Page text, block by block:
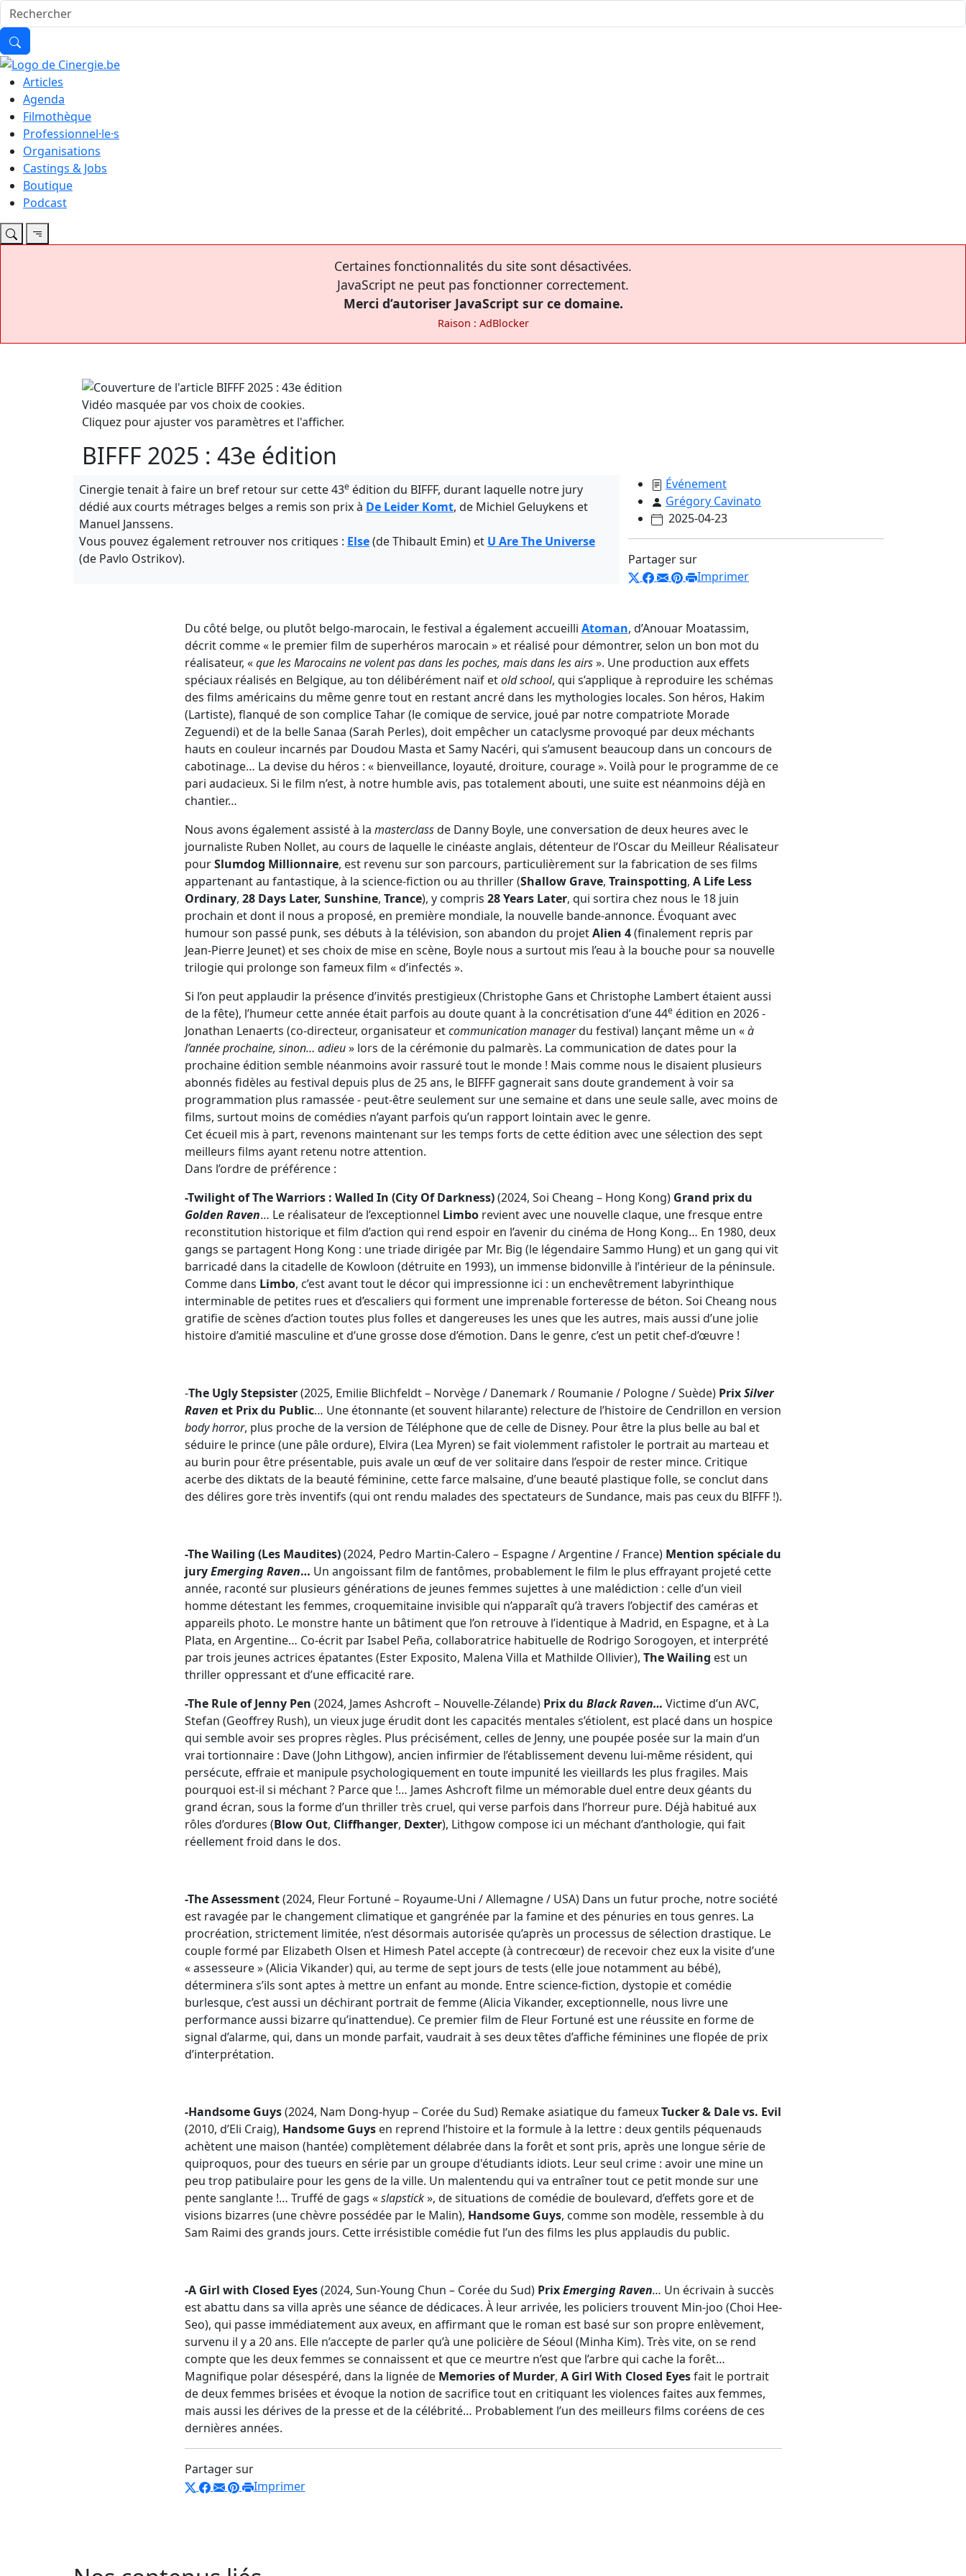
Articles
Agenda
Filmothèque
Professionnel·le·s
Organisations
Castings & Jobs
Boutique
Podcast
Certaines fonctionnalités du site sont désactivées.
JavaScript ne peut pas fonctionner correctement.
Merci d’autoriser JavaScript sur ce domaine.
Raison : AdBlocker
Vidéo masquée par vos choix de cookies.
Cliquez pour ajuster vos paramètres et l'afficher.
BIFFF 2025 : 43e édition
Cinergie tenait à faire un bref retour sur cette 43e édition du BIFFF, durant laquelle notre jury
dédié aux courts métrages belges a remis son prix à De Leider Komt, de Michiel Geluykens et
Manuel Janssens.
Vous pouvez également retrouver nos critiques : Else(de Thibault Emin) et U Are The Universe
(de Pavlo Ostrikov).
Événement
Grégory Cavinato
2025-04-23
Partager sur
Imprimer
Du côté belge, ou plutôt belgo-marocain, le festival a également accueilli Atoman, d’Anouar Moatassim,
décrit comme « le premier film de superhéros marocain » et réalisé pour démontrer, selon un bon mot du
réalisateur, «que les Marocains ne volent pas dans les poches, mais dans les airs». Une production aux effets
spéciaux réalisés en Belgique, au ton délibérément naïf etold school, qui s’applique à reproduire les schémas
des films américains du même genre tout en restant ancré dans les mythologies locales. Son héros, Hakim
(Lartiste), flanqué de son complice Tahar (le comique de service, joué par notre compatriote Morade
Zeguendi) et de la belle Sanaa (Sarah Perles), doit empêcher un cataclysme provoqué par deux méchants
hauts en couleur incarnés par Doudou Masta et Samy Nacéri, qui s’amusent beaucoup dans un concours de
cabotinage… La devise du héros : « bienveillance, loyauté, droiture, courage ». Voilà pour le programme de ce
pari audacieux. Si le film n’est, à notre humble avis, pas totalement abouti, une suite est néanmoins déjà en
chantier…
Nous avons également assisté à la masterclassde Danny Boyle, une conversation de deux heures avec le
journaliste Ruben Nollet, au cours de laquelle le cinéaste anglais, détenteur de l’Oscar du Meilleur Réalisateur
pourSlumdog Millionnaire, est revenu sur son parcours, particulièrement sur la fabrication de ses films
appartenant au fantastique, à la science-fiction ou au thriller (Shallow Grave, Trainspotting, A Life Less
Ordinary, 28 Days Later, Sunshine, Trance), y compris 28 Years Later, qui sortira chez nous le 18 juin
prochain et dont il nous a proposé, en première mondiale, la nouvelle bande-annonce. Évoquant avec
humour son passé punk, ses débuts à la télévision, son abandon du projetAlien 4(finalement repris par
Jean-Pierre Jeunet) et ses choix de mise en scène, Boyle nous a surtout mis l’eau à la bouche pour sa nouvelle
trilogie qui prolonge son fameux film « d’infectés ».
Si l’on peut applaudir la présence d’invités prestigieux (Christophe Gans et Christophe Lambert étaient aussi
de la fête), l’humeur cette année était parfois au doute quant à la concrétisation d’une 44eédition en 2026 -
Jonathan Lenaerts (co-directeur, organisateur etcommunication managerdu festival) lançant même un «à
l’année prochaine, sinon… adieu» lors de la cérémonie du palmarès. La communication de dates pour la
prochaine édition semble néanmoins avoir rassuré tout le monde ! Mais comme nous le disaient plusieurs
abonnés fidèles au festival depuis plus de 25 ans, le BIFFF gagnerait sans doute grandement à voir sa
programmation plus ramassée - peut-être seulement sur une semaine et dans une seule salle, avec moins de
films, surtout moins de comédies n’ayant parfois qu’un rapport lointain avec le genre.
Cet écueil mis à part, revenons maintenant sur les temps forts de cette édition avec une sélection des sept
meilleurs films ayant retenu notre attention.
Dans l’ordre de préférence :
-Twilight of The Warriors : Walled In (City Of Darkness)(2024, Soi Cheang – Hong Kong) Grand prix du
Golden Raven… Le réalisateur de l’exceptionnel Limborevient avec une nouvelle claque, une fresque entre
reconstitution historique et film d’action qui rend espoir en l’avenir du cinéma de Hong Kong… En 1980, deux
gangs se partagent Hong Kong : une triade dirigée par Mr. Big (le légendaire Sammo Hung) et un gang qui vit
barricadé dans la citadelle de Kowloon (détruite en 1993), un immense bidonville à l’intérieur de la péninsule.
Comme dans Limbo, c’est avant tout le décor qui impressionne ici : un enchevêtrement labyrinthique
interminable de petites rues et d’escaliers qui forment une imprenable forteresse de béton. Soi Cheang nous
gratifie de scènes d’action toutes plus folles et dangereuses les unes que les autres, mais aussi d’une jolie
histoire d’amitié masculine et d’une grosse dose d’émotion. Dans le genre, c’est un petit chef-d’œuvre !
-The Ugly Stepsister(2025, Emilie Blichfeldt – Norvège / Danemark / Roumanie / Pologne / Suède) PrixSilver
Raven et Prix du Public… Une étonnante (et souvent hilarante) relecture de l’histoire de Cendrillon en version
body horror, plus proche de la version de Téléphone que de celle de Disney. Pour être la plus belle au bal et
séduire le prince (une pâle ordure), Elvira (Lea Myren) se fait violemment rafistoler le portrait au marteau et
au burin pour être présentable, puis avale un œuf de ver solitaire dans l’espoir de rester mince. Critique
acerbe des diktats de la beauté féminine, cette farce malsaine, d’une beauté plastique folle, se conclut dans
des délires gore très inventifs (qui ont rendu malades des spectateurs de Sundance, mais pas ceux du BIFFF !).
-The Wailing (Les Maudites)(2024, Pedro Martin-Calero – Espagne / Argentine / France) Mention spéciale du
juryEmerging Raven… Un angoissant film de fantômes, probablement le film le plus effrayant projeté cette
année, raconté sur plusieurs générations de jeunes femmes sujettes à une malédiction : celle d’un vieil
homme détestant les femmes, croquemitaine invisible qui n’apparaît qu’à travers l’objectif des caméras et
appareils photo. Le monstre hante un bâtiment que l’on retrouve à l’identique à Madrid, en Espagne, et à La
Plata, en Argentine… Co-écrit par Isabel Peña, collaboratrice habituelle de Rodrigo Sorogoyen, et interprété
par trois jeunes actrices épatantes (Ester Exposito, Malena Villa et Mathilde Ollivier), The Wailing est un
thriller oppressant et d’une efficacité rare.
-The Rule of Jenny Pen (2024, James Ashcroft – Nouvelle-Zélande) Prix du Black Raven… Victime d’un AVC,
Stefan (Geoffrey Rush), un vieux juge érudit dont les capacités mentales s’étiolent, est placé dans un hospice
qui semble avoir ses propres règles. Plus précisément, celles de Jenny, une poupée posée sur la main d’un
vrai tortionnaire : Dave (John Lithgow), ancien infirmier de l’établissement devenu lui-même résident, qui
persécute, effraie et manipule psychologiquement en toute impunité les vieillards les plus fragiles. Mais
pourquoi est-il si méchant ? Parce que !… James Ashcroft filme un mémorable duel entre deux géants du
grand écran, sous la forme d’un thriller très cruel, qui verse parfois dans l’horreur pure. Déjà habitué aux
rôles d’ordures (Blow Out, Cliffhanger, Dexter), Lithgow compose ici un méchant d’anthologie, qui fait
réellement froid dans le dos.
-The Assessment(2024, Fleur Fortuné – Royaume-Uni / Allemagne / USA) Dans un futur proche, notre société
est ravagée par le changement climatique et gangrénée par la famine et des pénuries en tous genres. La
procréation, strictement limitée, n’est désormais autorisée qu’après un processus de sélection drastique. Le
couple formé par Elizabeth Olsen et Himesh Patel accepte (à contrecœur) de recevoir chez eux la visite d’une
« assesseure » (Alicia Vikander) qui, au terme de sept jours de tests (elle joue notamment au bébé),
déterminera s’ils sont aptes à mettre un enfant au monde. Entre science-fiction, dystopie et comédie
burlesque, c’est aussi un déchirant portrait de femme (Alicia Vikander, exceptionnelle, nous livre une
performance aussi bizarre qu’inattendue). Ce premier film de Fleur Fortuné est une réussite en forme de
signal d’alarme, qui, dans un monde parfait, vaudrait à ses deux têtes d’affiche féminines une flopée de prix
d’interprétation.
-Handsome Guys(2024, Nam Dong-hyup – Corée du Sud) Remake asiatique du fameuxTucker & Dale vs. Evil
(2010, d’Eli Craig), Handsome Guysen reprend l’histoire et la formule à la lettre : deux gentils péquenauds
achètent une maison (hantée) complètement délabrée dans la forêt et sont pris, après une longue série de
quiproquos, pour des tueurs en série par un groupe d'étudiants idiots. Leur seul crime : avoir une mine un
peu trop patibulaire pour les gens de la ville. Un malentendu qui va entraîner tout ce petit monde sur une
pente sanglante !… Truffé de gags «slapstick», de situations de comédie de boulevard, d’effets gore et de
visions bizarres (une chèvre possédée par le Malin), Handsome Guys, comme son modèle, ressemble à du
Sam Raimi des grands jours. Cette irrésistible comédie fut l’un des films les plus applaudis du public.
-A Girl with Closed Eyes(2024, Sun-Young Chun – Corée du Sud) PrixEmerging Raven… Un écrivain à succès
est abattu dans sa villa après une séance de dédicaces. À leur arrivée, les policiers trouvent Min-joo (Choi Hee-
Seo), qui passe immédiatement aux aveux, en affirmant que le roman est basé sur son propre enlèvement,
survenu il y a 20 ans. Elle n’accepte de parler qu’à une policière de Séoul (Minha Kim). Très vite, on se rend
compte que les deux femmes se connaissent et que ce meurtre n’est que l’arbre qui cache la forêt…
Magnifique polar désespéré, dans la lignée de Memories of Murder, A Girl With Closed Eyesfait le portrait
de deux femmes brisées et évoque la notion de sacrifice tout en critiquant les violences faites aux femmes,
mais aussi les dérives de la presse et de la célébrité… Probablement l’un des meilleurs films coréens de ces
dernières années.
Partager sur
Imprimer